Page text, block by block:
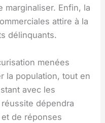
marginaliser. Enfin, la
attire à la
délinquants.
menées
la population, tout en
avec les
dépendra
de réponses